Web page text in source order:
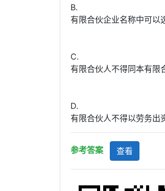
B.
有限合伙企业名称中可以
C.
有限合伙人不得同本有限
D.
有限合伙人不得以劳务出
参考答案 查看